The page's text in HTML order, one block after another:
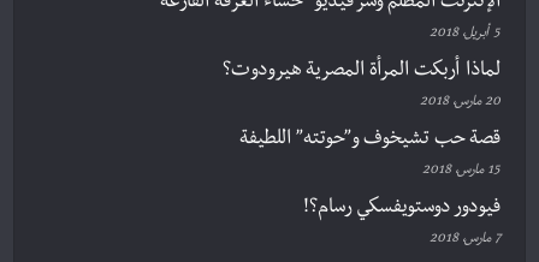
5 أبريل، 2018
لماذا أربكت المرأة المصرية هيرودوت؟
20 مارس، 2018
قصة حب تشيخوف و”حوتته” اللطيفة
15 مارس، 2018
فيودور دوستويفسكي رسام؟!
7 مارس، 2018